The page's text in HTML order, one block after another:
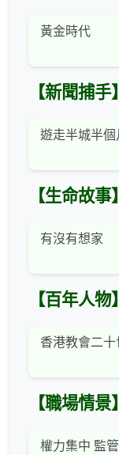
黃金時代
【新聞捕手】
遊走半城半個
【生命故事】
有沒有想家
【百年人物】
香港教會二
【職場情景】
權力集中 監